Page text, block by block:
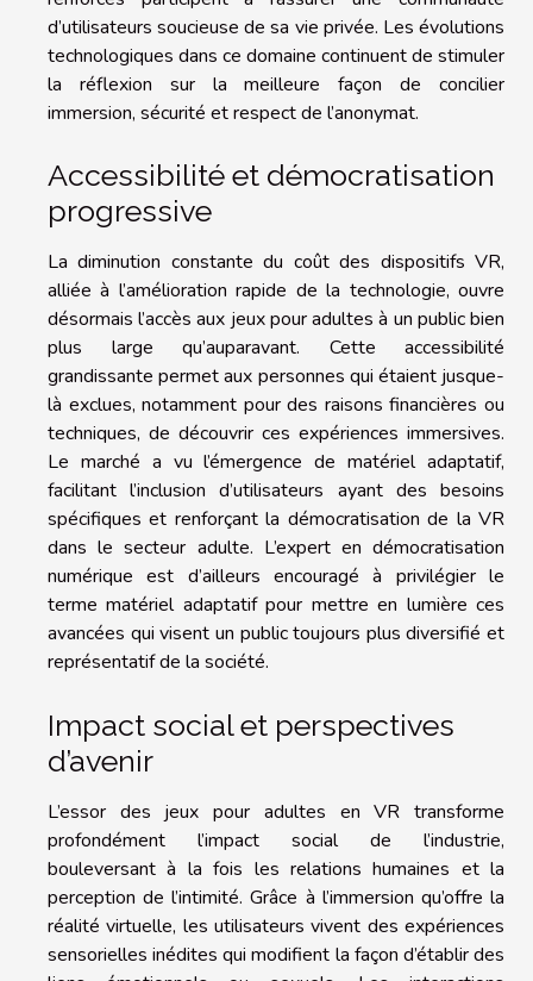
d’utilisateurs soucieuse de sa vie privée. Les évolutions
technologiques dans ce domaine continuent de stimuler
la réflexion sur la meilleure façon de concilier
immersion, sécurité et respect de l’anonymat.
Accessibilité et démocratisation
progressive
La diminution constante du coût des dispositifs VR,
alliée à l’amélioration rapide de la technologie, ouvre
désormais l’accès aux jeux pour adultes à un public bien
plus large qu’auparavant. Cette accessibilité
grandissante permet aux personnes qui étaient jusque-
là exclues, notamment pour des raisons financières ou
techniques, de découvrir ces expériences immersives.
Le marché a vu l’émergence de matériel adaptatif,
facilitant l’inclusion d’utilisateurs ayant des besoins
spécifiques et renforçant la démocratisation de la VR
dans le secteur adulte. L’expert en démocratisation
numérique est d’ailleurs encouragé à privilégier le
terme matériel adaptatif pour mettre en lumière ces
avancées qui visent un public toujours plus diversifié et
représentatif de la société.
Impact social et perspectives
d’avenir
L’essor des jeux pour adultes en VR transforme
profondément l’impact social de l’industrie,
bouleversant à la fois les relations humaines et la
perception de l’intimité. Grâce à l’immersion qu’offre la
réalité virtuelle, les utilisateurs vivent des expériences
sensorielles inédites qui modifient la façon d’établir des